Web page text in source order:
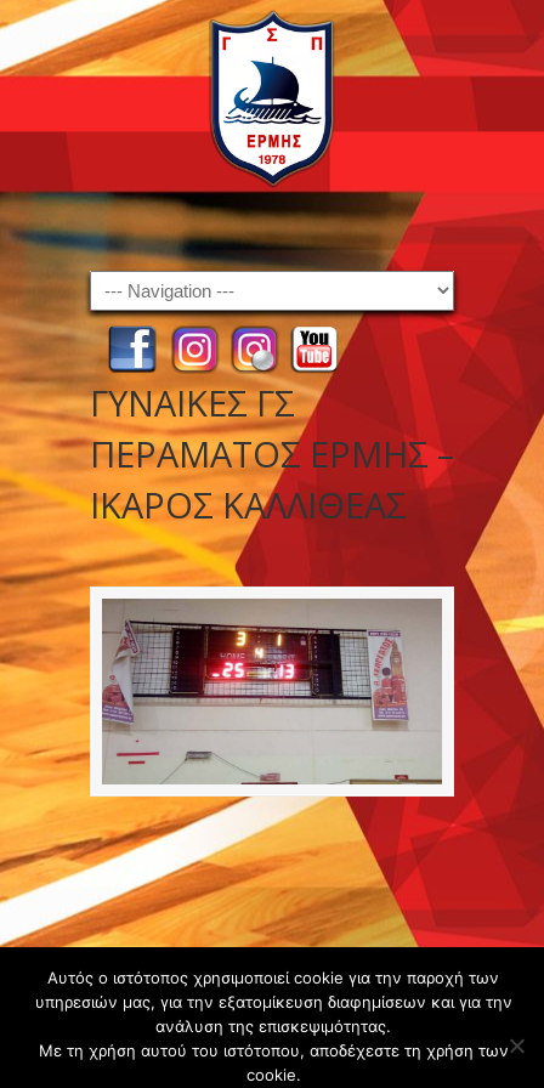
Navigation
ΓΥΝΑΙΚΕΣ ΓΣ
ΠΕΡΑΜΑΤΟΣ ΕΡΜΗΣ –
ΙΚΑΡΟΣ ΚΑΛΛΙΘΕΑΣ
Copyright ©
2020 -
Gsperamatosermis.gr
All rights
Αυτός ο ιστότοπος χρησιμοποιεί cookie για την παροχή των
υπηρεσιών μας, για την εξατομίκευση διαφημίσεων και για την
ανάλυση της επισκεψιμότητας.
Με τη χρήση αυτού του ιστότοπου, αποδέχεστε τη χρήση των
cookie.